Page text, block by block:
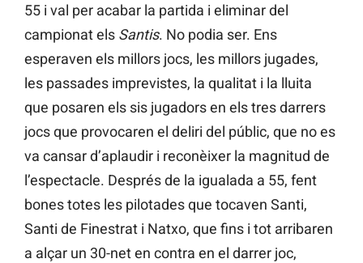
55 i val per acabar la partida i eliminar del
campionat els Santis. No podia ser. Ens
esperaven els millors jocs, les millors jugades,
les passades imprevistes, la qualitat i la lluita
que posaren els sis jugadors en els tres darrers
jocs que provocaren el deliri del públic, que no es
va cansar d’aplaudir i reconèixer la magnitud de
l’espectacle. Després de la igualada a 55, fent
bones totes les pilotades que tocaven Santi,
Santi de Finestrat i Natxo, que fins i tot arribaren
a alçar un 30-net en contra en el darrer joc,